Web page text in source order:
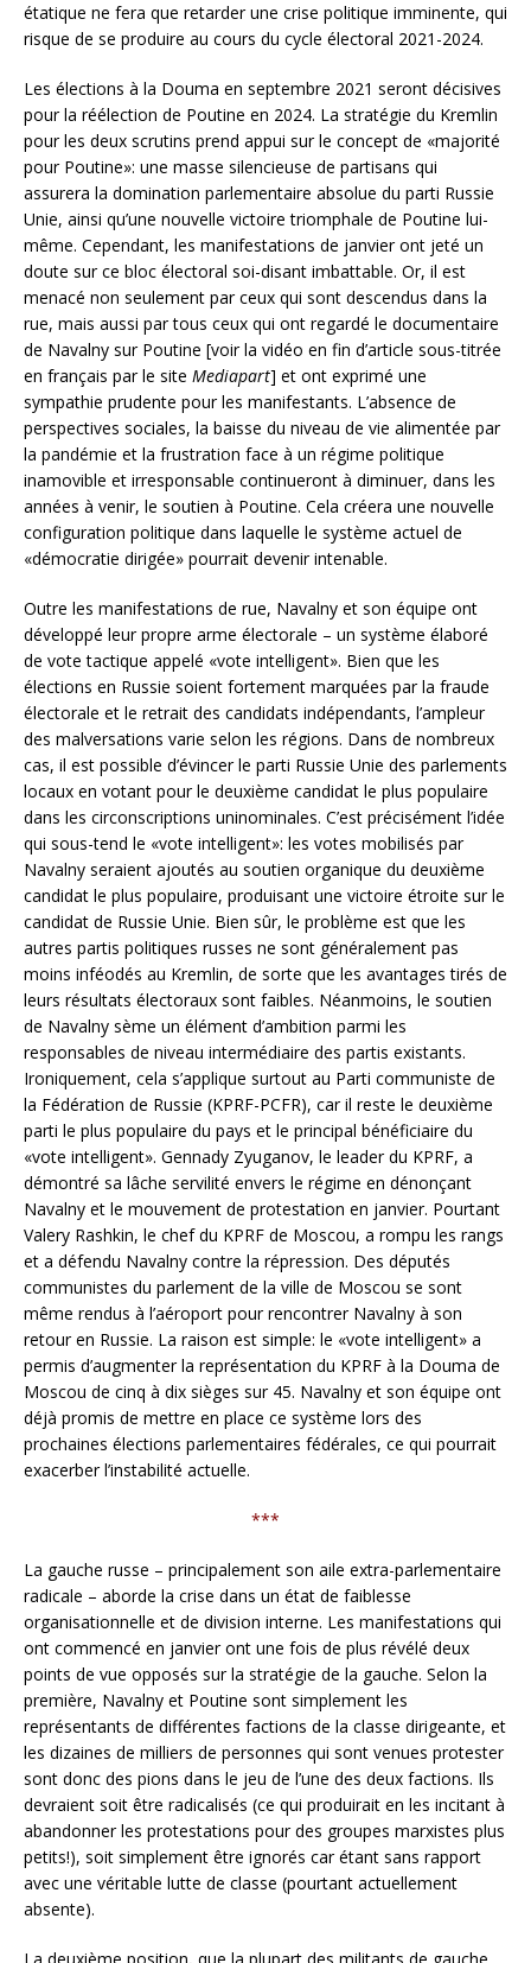
étatique ne fera que retarder une crise politique imminente, qui
risque de se produire au cours du cycle électoral 2021-2024.
Les élections à la Douma en septembre 2021 seront décisives
pour la réélection de Poutine en 2024. La stratégie du Kremlin
pour les deux scrutins prend appui sur le concept de «majorité
pour Poutine»: une masse silencieuse de partisans qui
assurera la domination parlementaire absolue du parti Russie
Unie, ainsi qu’une nouvelle victoire triomphale de Poutine lui-
même. Cependant, les manifestations de janvier ont jeté un
doute sur ce bloc électoral soi-disant imbattable. Or, il est
menacé non seulement par ceux qui sont descendus dans la
rue, mais aussi par tous ceux qui ont regardé le documentaire
de Navalny sur Poutine [voir la vidéo en fin d’article sous-titrée
en français par le site Mediapart] et ont exprimé une
sympathie prudente pour les manifestants. L’absence de
perspectives sociales, la baisse du niveau de vie alimentée par
la pandémie et la frustration face à un régime politique
inamovible et irresponsable continueront à diminuer, dans les
années à venir, le soutien à Poutine. Cela créera une nouvelle
configuration politique dans laquelle le système actuel de
«démocratie dirigée» pourrait devenir intenable.
Outre les manifestations de rue, Navalny et son équipe ont
développé leur propre arme électorale – un système élaboré
de vote tactique appelé «vote intelligent». Bien que les
élections en Russie soient fortement marquées par la fraude
électorale et le retrait des candidats indépendants, l’ampleur
des malversations varie selon les régions. Dans de nombreux
cas, il est possible d’évincer le parti Russie Unie des parlements
locaux en votant pour le deuxième candidat le plus populaire
dans les circonscriptions uninominales. C’est précisément l’idée
qui sous-tend le «vote intelligent»: les votes mobilisés par
Navalny seraient ajoutés au soutien organique du deuxième
candidat le plus populaire, produisant une victoire étroite sur le
candidat de Russie Unie. Bien sûr, le problème est que les
autres partis politiques russes ne sont généralement pas
moins inféodés au Kremlin, de sorte que les avantages tirés de
leurs résultats électoraux sont faibles. Néanmoins, le soutien
de Navalny sème un élément d’ambition parmi les
responsables de niveau intermédiaire des partis existants.
Ironiquement, cela s’applique surtout au Parti communiste de
la Fédération de Russie (KPRF-PCFR), car il reste le deuxième
parti le plus populaire du pays et le principal bénéficiaire du
«vote intelligent». Gennady Zyuganov, le leader du KPRF, a
démontré sa lâche servilité envers le régime en dénonçant
Navalny et le mouvement de protestation en janvier. Pourtant
Valery Rashkin, le chef du KPRF de Moscou, a rompu les rangs
et a défendu Navalny contre la répression. Des députés
communistes du parlement de la ville de Moscou se sont
même rendus à l’aéroport pour rencontrer Navalny à son
retour en Russie. La raison est simple: le «vote intelligent» a
permis d’augmenter la représentation du KPRF à la Douma de
Moscou de cinq à dix sièges sur 45. Navalny et son équipe ont
déjà promis de mettre en place ce système lors des
prochaines élections parlementaires fédérales, ce qui pourrait
exacerber l’instabilité actuelle.
***
La gauche russe – principalement son aile extra-parlementaire
radicale – aborde la crise dans un état de faiblesse
organisationnelle et de division interne. Les manifestations qui
ont commencé en janvier ont une fois de plus révélé deux
points de vue opposés sur la stratégie de la gauche. Selon la
première, Navalny et Poutine sont simplement les
représentants de différentes factions de la classe dirigeante, et
les dizaines de milliers de personnes qui sont venues protester
sont donc des pions dans le jeu de l’une des deux factions. Ils
devraient soit être radicalisés (ce qui produirait en les incitant à
abandonner les protestations pour des groupes marxistes plus
petits!), soit simplement être ignorés car étant sans rapport
avec une véritable lutte de classe (pourtant actuellement
absente).